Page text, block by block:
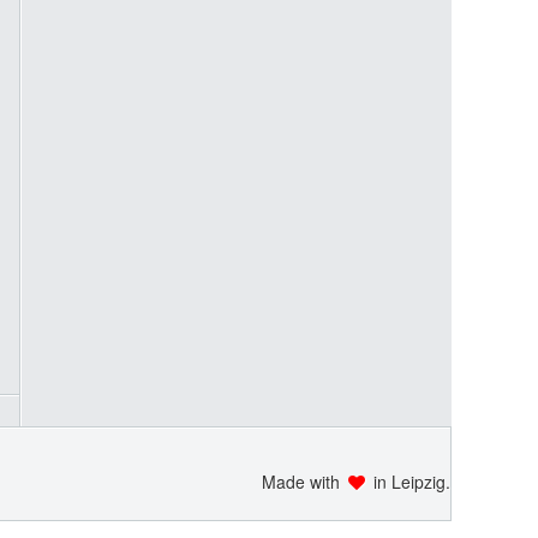
Made with
in Leipzig.